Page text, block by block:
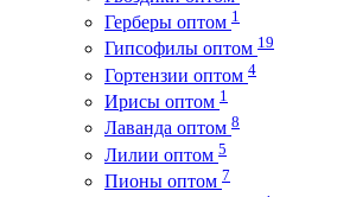
Герберы оптом 1
Гипсофилы оптом 19
Гортензии оптом 4
Ирисы оптом 1
Лаванда оптом 8
Лилии оптом 5
Пионы оптом 7